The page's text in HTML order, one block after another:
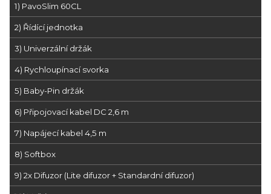
1) PavoSlim 60CL
2) Řídící jednotka
3) Univerzální držák
4) Rychloupínací svorka
5) Baby-Pin držák
6) Připojovací kabel DC 2,6 m
7) Napájecí kabel 4,5 m
8) Softbox
9) 2x Difuzor (Lite difuzor + Standardní difuzor)